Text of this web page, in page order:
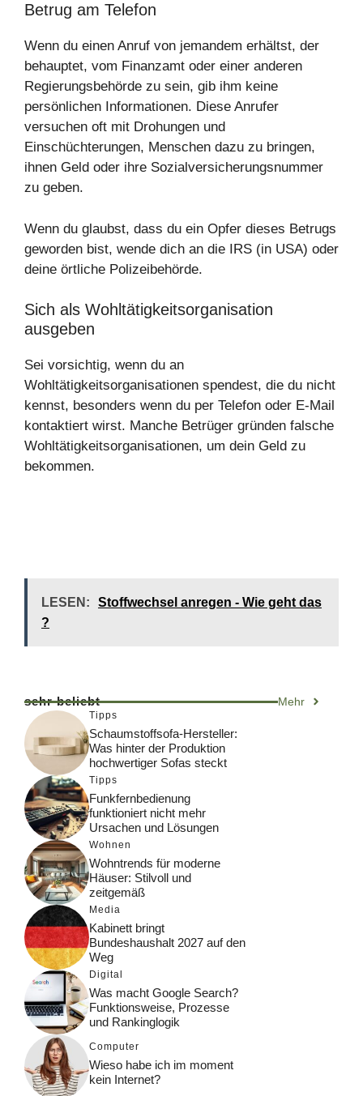
Betrug am Telefon
Wenn du einen Anruf von jemandem erhältst, der
behauptet, vom Finanzamt oder einer anderen
Regierungsbehörde zu sein, gib ihm keine
persönlichen Informationen. Diese Anrufer
versuchen oft mit Drohungen und
Einschüchterungen, Menschen dazu zu bringen,
ihnen Geld oder ihre Sozialversicherungsnummer
zu geben.
Wenn du glaubst, dass du ein Opfer dieses Betrugs
geworden bist, wende dich an die IRS (in USA) oder
deine örtliche Polizeibehörde.
Sich als Wohltätigkeitsorganisation
ausgeben
Sei vorsichtig, wenn du an
Wohltätigkeitsorganisationen spendest, die du nicht
kennst, besonders wenn du per Telefon oder E-Mail
kontaktiert wirst. Manche Betrüger gründen falsche
Wohltätigkeitsorganisationen, um dein Geld zu
bekommen.
LESEN:
Stoffwechsel anregen - Wie geht das
?
sehr beliebt Mehr
Tipps
Schaumstoffsofa-Hersteller:
Was hinter der Produktion
hochwertiger Sofas steckt
Tipps
Funkfernbedienung
funktioniert nicht mehr
Ursachen und Lösungen
Wohnen
Wohntrends für moderne
Häuser: Stilvoll und
zeitgemäß
Media
Kabinett bringt
Bundeshaushalt 2027 auf den
Weg
Digital
Was macht Google Search?
Funktionsweise, Prozesse
und Rankinglogik
Computer
Wieso habe ich im moment
kein Internet?